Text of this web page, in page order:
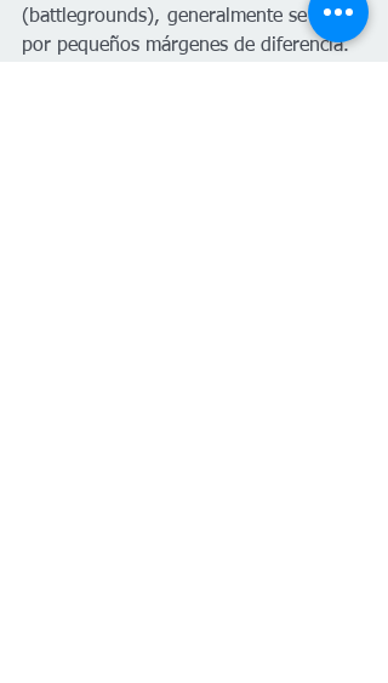
(battlegrounds), generalmente se ganan
por pequeños márgenes de diferencia.